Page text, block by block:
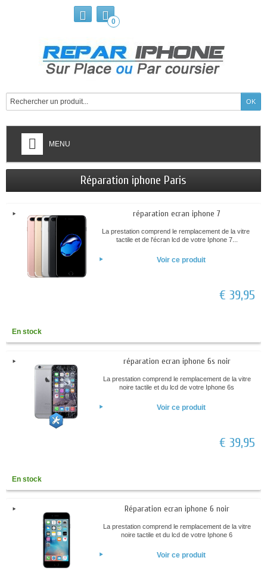
0
MENU
Réparation iphone Paris
réparation ecran iphone 7
La prestation comprend le remplacement de la vitre
tactile et de l'écran lcd de votre Iphone 7...
Voir ce produit
€ 39,95
En stock
réparation ecran iphone 6s noir
La prestation comprend le remplacement de la vitre
noire tactile et du lcd de votre Iphone 6s
Voir ce produit
€ 39,95
En stock
Réparation ecran iphone 6 noir
La prestation comprend le remplacement de la vitre
noire tactile et du lcd de votre Iphone 6
Voir ce produit